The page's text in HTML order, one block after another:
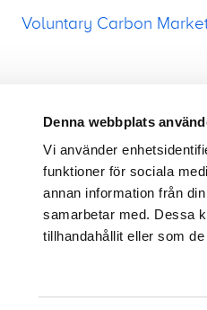
Denna webbplats
Vi använder
funktioner för sociala
annan information från
samarbetar med. Dessa
tillhandahållit eller som
Voluntary Carbon
footer-23
Kontakt Protokoll
Cookies
Logga in